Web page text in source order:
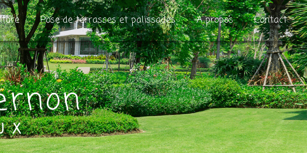
Pose de terrasses et palissades A propos Contact